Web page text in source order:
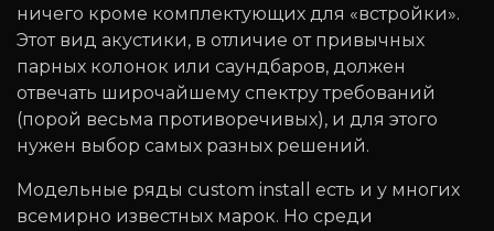
ничего кроме комплектующих для «встройки».
Этот вид акустики, в отличие от привычных
парных колонок или саундбаров, должен
отвечать широчайшему спектру требований
(порой весьма противоречивых), и для этого
нужен выбор самых разных решений.
Модельные ряды custom install есть и у многих
всемирно известных марок. Но среди